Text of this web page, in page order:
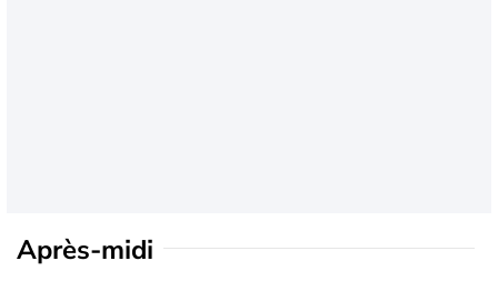
Après-midi